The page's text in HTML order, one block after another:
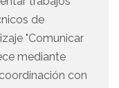
de
"Comunicar
mediante
con